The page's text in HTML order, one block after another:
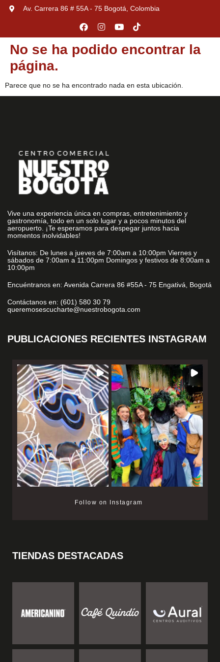
Av. Carrera 86 # 55A - 75 Bogotá, Colombia
No se ha podido encontrar la
página.
Parece que no se ha encontrado nada en esta ubicación.
Vive una experiencia única en compras, entretenimiento y
gastronomía, todo en un solo lugar y a pocos minutos del
aeropuerto. ¡Te esperamos para despegar juntos hacia
momentos inolvidables!
Visítanos: De lunes a jueves de 7:00am a 10:00pm Viernes y
sábados de 7:00am a 11:00pm Domingos y festivos de 8:00am a
10:00pm
Encuéntranos en: Avenida Carrera 86 #55A - 75 Engativá, Bogotá
Contáctanos en: (601) 580 30 79
queremosescucharte@nuestrobogota.com
PUBLICACIONES RECIENTES INSTAGRAM
Follow on Instagram
TIENDAS DESTACADAS